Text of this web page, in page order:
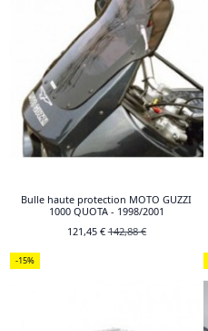
Bulle haute protection MOTO GUZZI
1000 QUOTA - 1998/2001
121,45 €142,88 €
-15%